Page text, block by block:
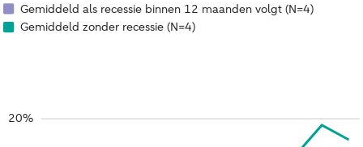
Gemiddeld als recessie binnen 12 maanden volgt (N=4)
Gemiddeld zonder recessie (N=4)
20%